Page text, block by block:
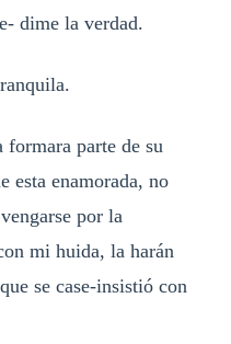
dime la verdad.
parte de su
esta enamorada, no
por la
mi huida, la harán
se case-insistió con